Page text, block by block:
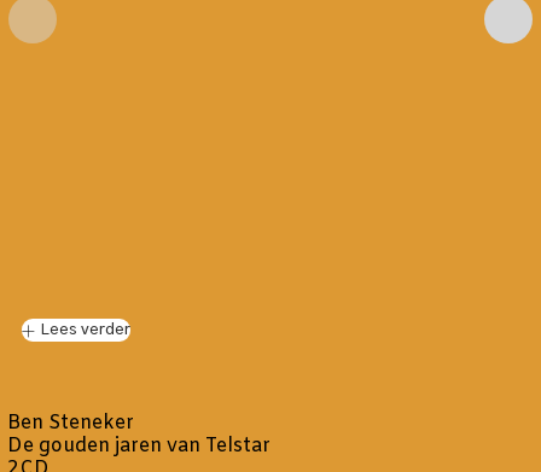
Lees verder
Ben Steneker
De gouden jaren van Telstar